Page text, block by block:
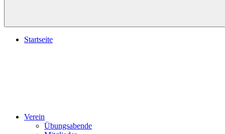
Startseite
Verein
Übungsabende